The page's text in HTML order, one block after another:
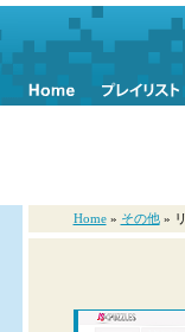
Home » その他 »